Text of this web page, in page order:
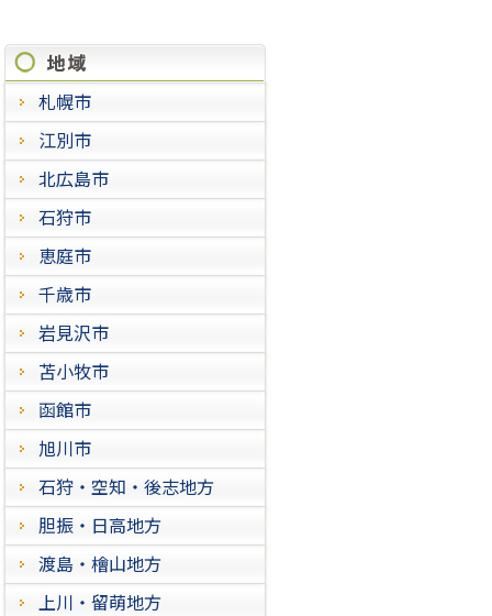
札幌市
江別市
北広島市
石狩市
恵庭市
千歳市
岩見沢市
苫小牧市
函館市
旭川市
石狩・空知・後志地方
胆振・日高地方
渡島・檜山地方
上川・留萌地方